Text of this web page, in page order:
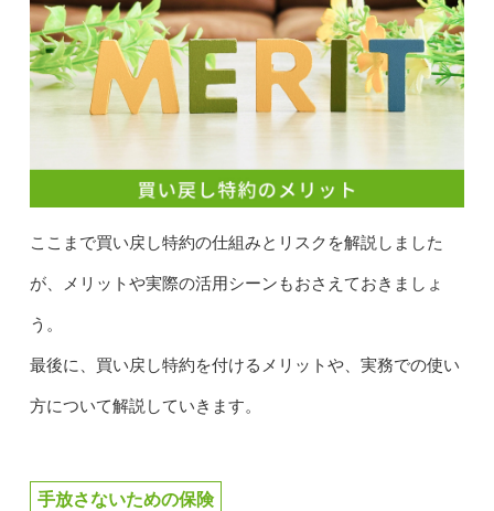
ここまで買い戻し特約の仕組みとリスクを解説しました
が、メリットや実際の活用シーンもおさえておきましょ
う。
最後に、買い戻し特約を付けるメリットや、実務での使い
方について解説していきます。
手放さないための保険